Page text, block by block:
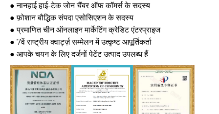
● नानहाई हाई-टेक जोन चैंबर ऑफ कॉमर्स के सदस्य
● फ़ोशान बौद्धिक संपदा एसोसिएशन के सदस्य
● प्रमाणित चीन ऑनलाइन मार्केटिंग क्रेडिट एंटरप्राइज
● 7वें राष्ट्रीय क्वार्ट्ज़ सम्मेलन में उत्कृष्ट आपूर्तिकर्ता
● आपके चयन के लिए दर्जनों पेटेंट उत्पाद उपलब्ध हैं